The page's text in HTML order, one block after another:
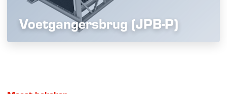
Voetgangersbrug (JPB-P)